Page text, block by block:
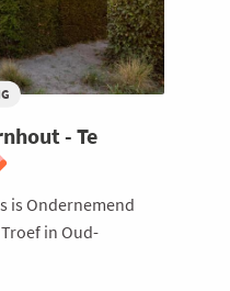
- Te
is Ondernemend
in Oud-